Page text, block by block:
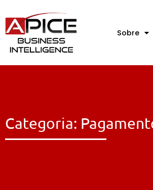
Sobre
Categoria: